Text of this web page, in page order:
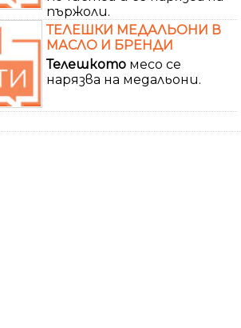
пържоли.
ТЕЛЕШКИ МЕДАЛЬОНИ В
МАСЛО И БРЕНДИ
Телешкото месо се
нарязва на медальони.